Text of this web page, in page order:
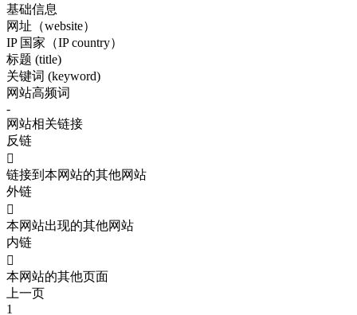
基础信息
网址（website）
IP 国家（IP country）
标题 (title)
关键词 (keyword)
网站高频词
-
网站相关链接
反链

链接到本网站的其他网站
外链

本网站出现的其他网站
内链

本网站的其他页面
上一页
1